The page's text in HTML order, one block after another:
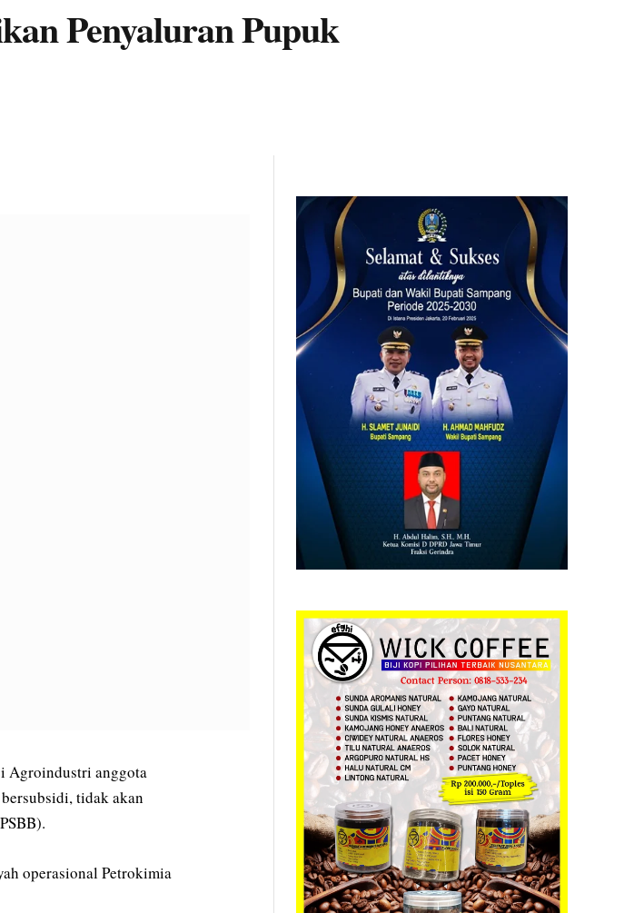
Penyaluran Pupuk
Agroindustri anggota
tidak akan
operasional Petrokimia